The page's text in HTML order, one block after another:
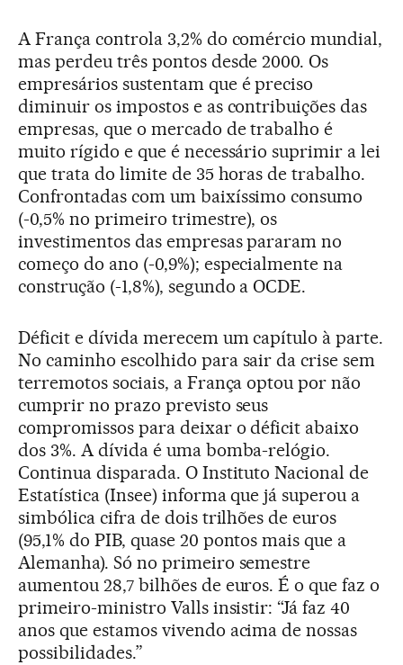
A França controla 3,2% do comércio mundial,
mas perdeu três pontos desde 2000. Os
empresários sustentam que é preciso
diminuir os impostos e as contribuições das
empresas, que o mercado de trabalho é
muito rígido e que é necessário suprimir a lei
que trata do limite de 35 horas de trabalho.
Confrontadas com um baixíssimo consumo
(-0,5% no primeiro trimestre), os
investimentos das empresas pararam no
começo do ano (-0,9%); especialmente na
construção (-1,8%), segundo a OCDE.
Déficit e dívida merecem um capítulo à parte.
No caminho escolhido para sair da crise sem
terremotos sociais, a França optou por não
cumprir no prazo previsto seus
compromissos para deixar o déficit abaixo
dos 3%. A dívida é uma bomba-relógio.
Continua disparada. O Instituto Nacional de
Estatística (Insee) informa que já superou a
simbólica cifra de dois trilhões de euros
(95,1% do PIB, quase 20 pontos mais que a
Alemanha). Só no primeiro semestre
aumentou 28,7 bilhões de euros. É o que faz o
primeiro-ministro Valls insistir: “Já faz 40
anos que estamos vivendo acima de nossas
possibilidades.”